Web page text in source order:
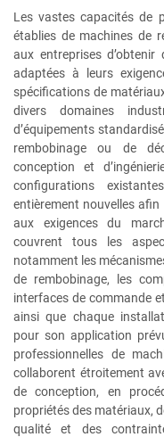
Les vastes capacités de
établies de machines de
aux entreprises
adaptées à leurs
spécifications de
divers domaines
d’équipements
rembobinage ou de
conception et
configurations
entièrement nouvelles
aux exigences du
couvrent tous les
notamment les
de rembobinage, les
interfaces de commande
ainsi que chaque
pour son application
professionnelles de
collaborent étroitement
de conception, en
propriétés des matériaux,
qualité et des